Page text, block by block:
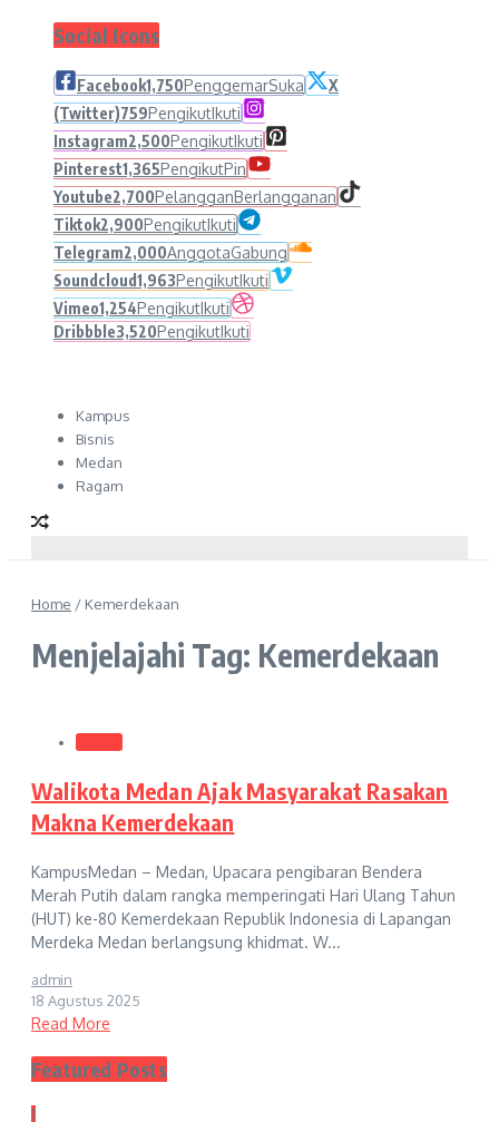
Social Icons
Facebook1,750PenggemarSuka
X
(Twitter)759PengikutIkuti
Instagram2,500PengikutIkuti
Pinterest1,365PengikutPin
Youtube2,700PelangganBerlangganan
Tiktok2,900PengikutIkuti
Telegram2,000AnggotaGabung
Soundcloud1,963PengikutIkuti
Vimeo1,254PengikutIkuti
Dribbble3,520PengikutIkuti
Kampus
Bisnis
Medan
Ragam
Home / Kemerdekaan
Menjelajahi Tag: Kemerdekaan
Medan
Walikota Medan Ajak Masyarakat Rasakan
Makna Kemerdekaan
KampusMedan – Medan, Upacara pengibaran Bendera
Merah Putih dalam rangka memperingati Hari Ulang Tahun
(HUT) ke-80 Kemerdekaan Republik Indonesia di Lapangan
Merdeka Medan berlangsung khidmat. W...
admin
18 Agustus 2025
Read More
Featured Posts
1